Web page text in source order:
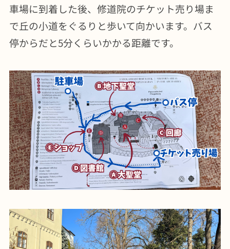
車場に到着した後、修道院のチケット売り場ま
で丘の小道をぐるりと歩いて向かいます。バス
停からだと5分くらいかかる距離です。